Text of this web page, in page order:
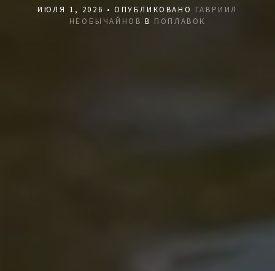
ИЮЛЯ 1, 2026 • ОПУБЛИКОВАНО ГАВРИИЛ
НЕОБЫЧАЙНОВ В ПОПЛАВОК